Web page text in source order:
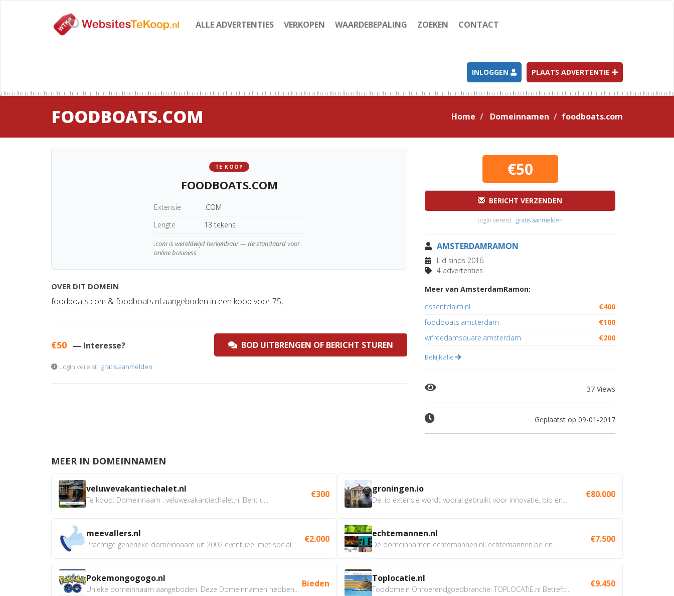
ALLE ADVERTENTIES VERKOPEN WAARDEBEPALING ZOEKEN CONTACT
INLOGGEN PLAATS ADVERTENTIE
FOODBOATS.COM Home Domeinnamen foodboats.com
TE KOOP
FOODBOATS.COM
Extensie
.COM
Lengte
13 tekens
.com is wereldwijd herkenbaar — de standaard voor
online business
OVER DIT DOMEIN
foodboats.com & foodboats.nl aangeboden in een koop voor 75,-
€50 — Interesse? BOD UITBRENGEN OF BERICHT STUREN
Login vereist · gratis aanmelden
€50
BERICHT VERZENDEN
Login vereist · gratis aanmelden
AMSTERDAMRAMON
Lid sinds 2016
4 advertenties
Meer van AmsterdamRamon:
essentclaim.nl
€400
foodboats.amsterdam
€100
wifreedamsquare.amsterdam
€200
Bekijk alle
37 Views
Geplaatst op 09-01-2017
MEER IN DOMEINNAMEN
veluwevakantiechalet.nl
Te koop: Domeinnaam : veluwevakantiechalet.nl Bent u...
€300
meevallers.nl
Prachtige generieke domeinnaam uit 2002 eventueel met social...
€2.000
Pokemongogogo.nl
Unieke domeinnaam aangeboden. Deze Domeinnamen hebben...
Bieden
groningen.io
De .io extensie wordt vooral gebruikt voor innovatie, bio en...
€80.000
echtemannen.nl
De domeinnamen echtemannen.nl, echtemannen.be en...
€7.500
Toplocatie.nl
Topdomein Onroerendgoedbranche: TOPLOCATIE.nl Betreft:...
€9.450